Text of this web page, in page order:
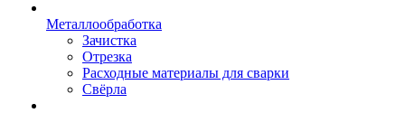
Металлообработка
Зачистка
Отрезка
Расходные материалы для сварки
Свёрла